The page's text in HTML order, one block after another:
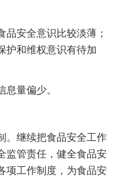
品安全意识比较淡薄；
护和维权意识有待加
息量偏少。
。继续把食品安全工作
监管责任，健全食品安
项工作制度，为食品安